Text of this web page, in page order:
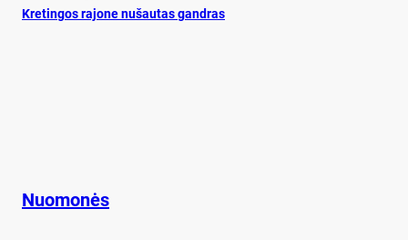
Kretingos rajone nušautas gandras
Nuomonės